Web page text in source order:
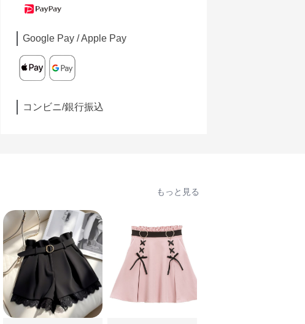
Google Pay / Apple Pay
コンビニ/銀行振込
もっと見る